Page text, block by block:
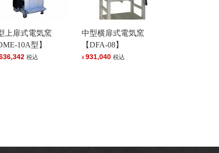
上扉式電気窯
10A型】
税込
中型横扉式電気窯
【DFA-08】
¥931,040 税込